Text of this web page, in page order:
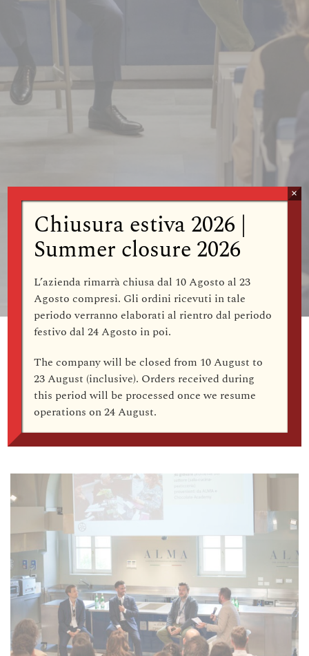
De Buyer e Alma:
la Professionalità
Informazioni su De
Buyer e Alma: la
Professionalità
Chiusura estiva 2026 |
Summer closure 2026
L’azienda rimarràchiusa dal 10 Agosto al 23
Agosto compresi. Gli ordini ricevuti in tale
periodo verranno elaborati al rientro dal periodo
festivo dal24 Agosto in poi.
The companywill be closed from 10 August to
23 August (inclusive). Orders received during
this period will be processed once we resume
operations on24 August.
×